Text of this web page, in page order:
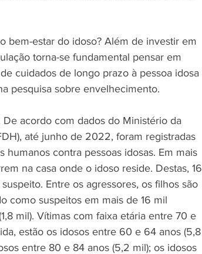
bem-estar do idoso? Além de investir em
torna-se fundamental pensar em
cuidados de longo prazo à pessoa idosa
pesquisa sobre envelhecimento.
acordo com dados do Ministério da
até junho de 2022, foram registradas
contra pessoas idosas. Em mais
na casa onde o idoso reside. Destas, 16
Entre os agressores, os filhos são
como suspeitos em mais de 16 mil
mil). Vítimas com faixa etária entre 70 e
estão os idosos entre 60 e 64 anos (5,8
entre 80 e 84 anos (5,2 mil); os idosos